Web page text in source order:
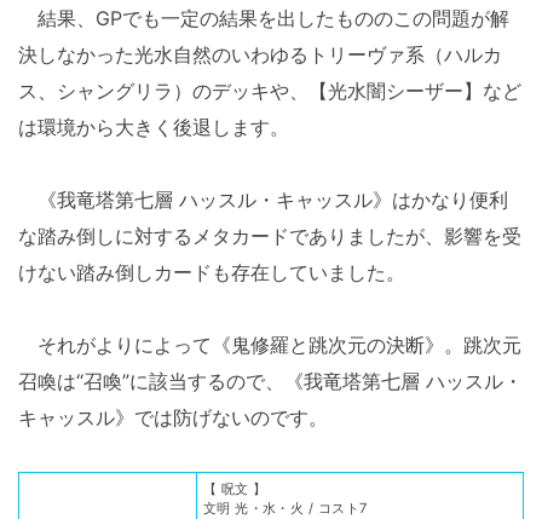
結果、GPでも一定の結果を出したもののこの問題が解
決しなかった光水自然のいわゆるトリーヴァ系（ハルカ
ス、シャングリラ）のデッキや、【光水闇シーザー】など
は環境から大きく後退します。
《我竜塔第七層 ハッスル・キャッスル》はかなり便利
な踏み倒しに対するメタカードでありましたが、影響を受
けない踏み倒しカードも存在していました。
それがよりによって《鬼修羅と跳次元の決断》。跳次元
召喚は“召喚”に該当するので、《我竜塔第七層 ハッスル・
キャッスル》では防げないのです。
【 呪文 】
文明 光・水・火 / コスト7